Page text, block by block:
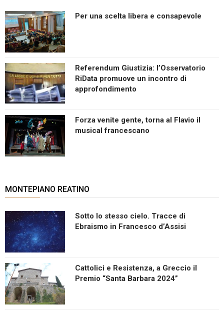
Per una scelta libera e consapevole
Referendum Giustizia: l’Osservatorio
RiData promuove un incontro di
approfondimento
Forza venite gente, torna al Flavio il
musical francescano
MONTEPIANO REATINO
Sotto lo stesso cielo. Tracce di
Ebraismo in Francesco d’Assisi
Cattolici e Resistenza, a Greccio il
Premio “Santa Barbara 2024”